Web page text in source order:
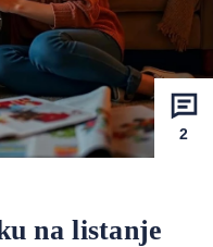
2
na listanje